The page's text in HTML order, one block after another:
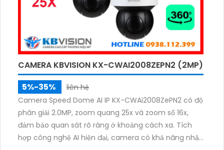
CAMERA KBVISION KX-CWAI2008ZEPN2 (2MP)
5%-35%
liên hệ
Camera Speed Dome AI IP KX-CWAi2008ZePN2 có độ
phân giải 2.0MP, zoom quang 25x và zoom số 16x,
đảm bảo quan sát rõ ràng ở khoảng cách xa. Tích
hợp công nghệ AI hiện đại, camera có khả năng nhận